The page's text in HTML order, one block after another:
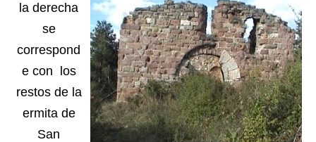
la derecha
se
correspond
e con los
restos de la
ermita de
San